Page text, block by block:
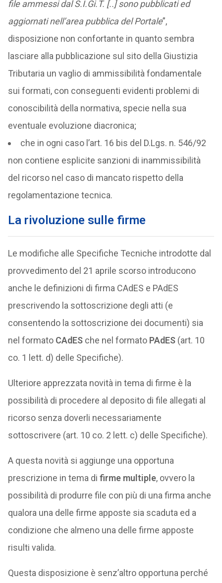
file ammessi dal S.I.Gi.T. [..] sono pubblicati ed
aggiornati nell’area pubblica del Portale”,
disposizione non confortante in quanto sembra
lasciare alla pubblicazione sul sito della Giustizia
Tributaria un vaglio di ammissibilità fondamentale
sui formati, con conseguenti evidenti problemi di
conoscibilità della normativa, specie nella sua
eventuale evoluzione diacronica;
che in ogni caso l’art. 16 bis del D.Lgs. n. 546/92
non contiene esplicite sanzioni di inammissibilità
del ricorso nel caso di mancato rispetto della
regolamentazione tecnica.
La rivoluzione sulle firme
Le modifiche alle Specifiche Tecniche introdotte dal
provvedimento del 21 aprile scorso introducono
anche le definizioni di firma CAdES e PAdES
prescrivendo la sottoscrizione degli atti (e
consentendo la sottoscrizione dei documenti) sia
nel formato CAdESche nel formato PAdES (art. 10
co. 1 lett. d) delle Specifiche).
Ulteriore apprezzata novità in tema di firme è la
possibilità di procedere al deposito di file allegati al
ricorso senza doverli necessariamente
sottoscrivere (art. 10 co. 2 lett. c) delle Specifiche).
A questa novità si aggiunge una opportuna
prescrizione in tema di firme multiple, ovvero la
possibilità di produrre file con più di una firma anche
qualora una delle firme apposte sia scaduta ed a
condizione che almeno una delle firme apposte
risulti valida.
Questa disposizione è senz’altro opportuna perché